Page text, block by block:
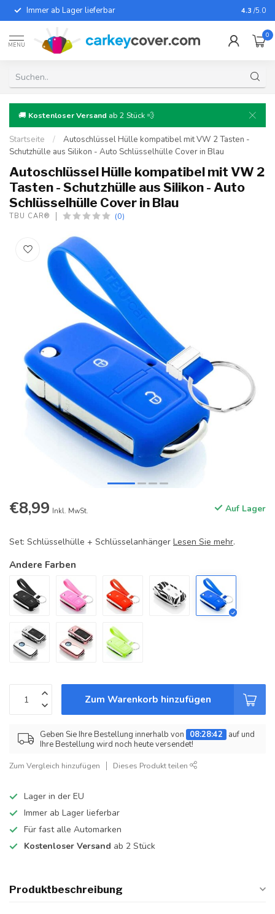
Immer ab Lager lieferbar Für fast
4.3 /5.0
MENU
0
🚚 Kostenloser Versand ab 2 Stück 💨
Startseite /
Autoschlüssel Hülle kompatibel mit VW 2 Tasten -
Schutzhülle aus Silikon - Auto Schlüsselhülle Cover in Blau
Autoschlüssel Hülle kompatibel mit VW 2
Tasten - Schutzhülle aus Silikon - Auto
Schlüsselhülle Cover in Blau
TBU CAR® (0)
€8,99 Inkl. MwSt. Auf Lager
Set: Schlüsselhülle + Schlüsselanhänger Lesen Sie mehr.
Andere Farben
Zum Warenkorb hinzufügen
Geben Sie Ihre Bestellung innerhalb von 08:28:42
auf und
Ihre Bestellung wird noch heute versendet!
Zum Vergleich hinzufügen Dieses Produkt teilen
Lager in der EU
Immer ab Lager lieferbar
Für fast alle Automarken
Kostenloser Versand ab 2 Stück
Produktbeschreibung